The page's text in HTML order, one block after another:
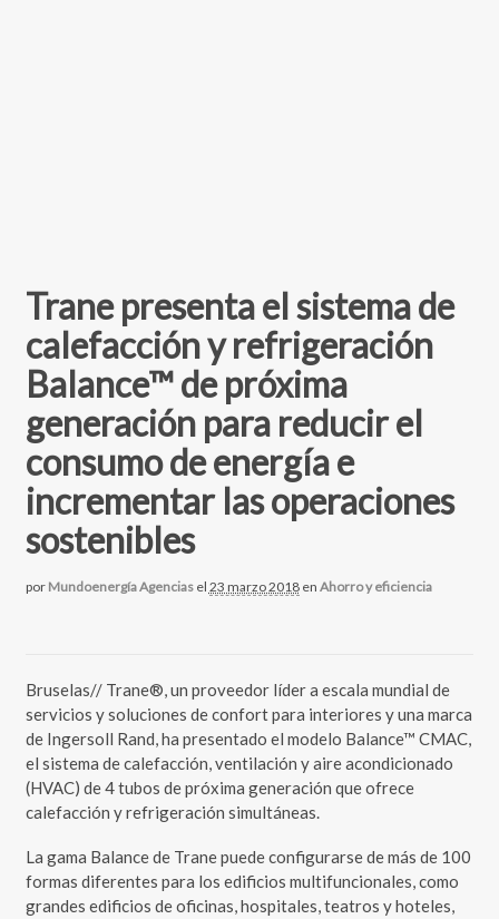
Trane presenta el sistema de
calefacción y refrigeración
Balance™ de próxima
generación para reducir el
consumo de energía e
incrementar las operaciones
sostenibles
por Mundoenergía Agencias el 23 marzo 2018 en Ahorro y eficiencia
Bruselas// Trane®, un proveedor líder a escala mundial de
servicios y soluciones de confort para interiores y una marca
de Ingersoll Rand, ha presentado el modelo Balance™ CMAC,
el sistema de calefacción, ventilación y aire acondicionado
(HVAC) de 4 tubos de próxima generación que ofrece
calefacción y refrigeración simultáneas.
La gama Balance de Trane puede configurarse de más de 100
formas diferentes para los edificios multifuncionales, como
grandes edificios de oficinas, hospitales, teatros y hoteles,